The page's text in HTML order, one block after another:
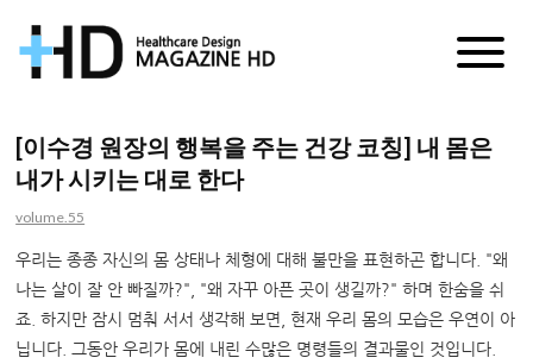
거
진
[이수경 원장의 행복을 주는 건강 코칭] 내 몸은
내가 시키는 대로 한다
volume.55
우리는 종종 자신의 몸 상태나 체형에 대해 불만을 표현하곤 합니다. "왜
나는 살이 잘 안 빠질까?", "왜 자꾸 아픈 곳이 생길까?" 하며 한숨을 쉬
죠. 하지만 잠시 멈춰 서서 생각해 보면, 현재 우리 몸의 모습은 우연이 아
닙니다. 그동안 우리가 몸에 내린 수많은 명령들의 결과물인 것입니다.